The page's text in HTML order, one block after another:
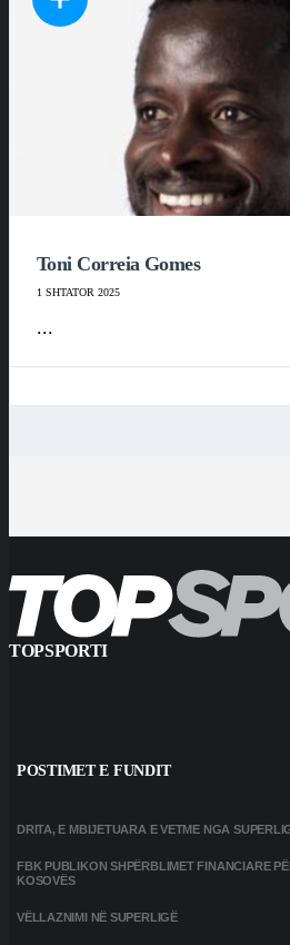
Toni Correia Gomes
1 SHTATOR 2025
...
TOPSPORTI
POSTIMET E FUNDIT
DRITA, E MBIJETUARA E VETME NGA
FBK PUBLIKON SHPËRBLIMET FINANCIARE
KOSOVËS
VËLLAZNIMI NË SUPERLIGË